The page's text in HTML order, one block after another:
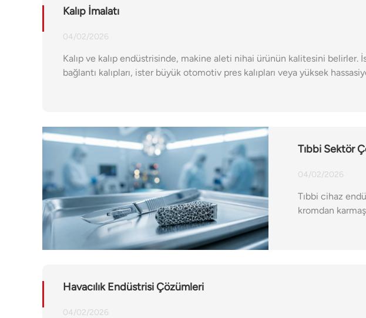
Kalıp İmalatı
04/02/2026
Kalıp ve kalıp endüstrisinde, makine aleti nihai ürünün kalitesini belirler.
bağlantı kalıpları, ister büyük otomotiv pres kalıpları veya yüksek
Tıbbi Sektör
04/02/2026
Tıbbi cihaz
kromdan
Havacılık Endüstrisi Çözümleri
04/02/2026